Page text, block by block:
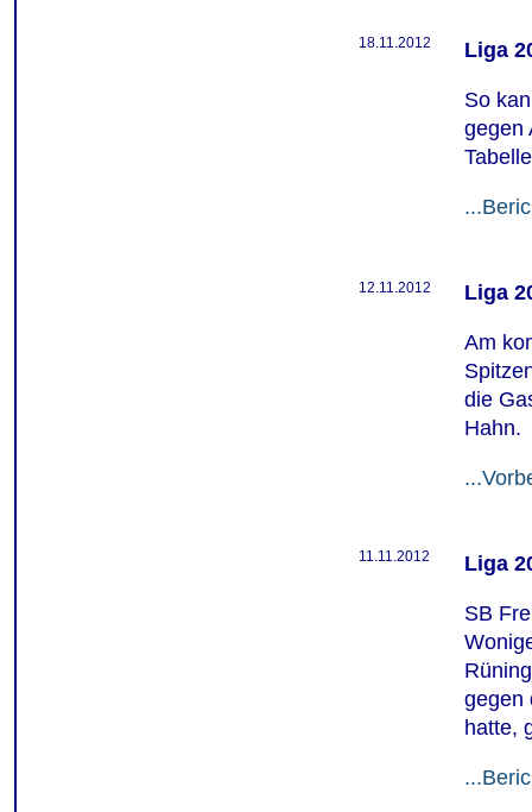
18.11.2012 Liga
So
gegen
12.11.2012 Liga
Am
die
Hahn.
11.11.2012 Liga
SB
gegen
hatte,